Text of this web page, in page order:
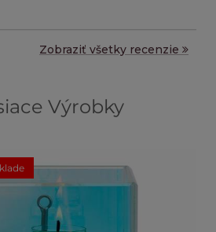
Zobraziť všetky recenzie
Výrobky